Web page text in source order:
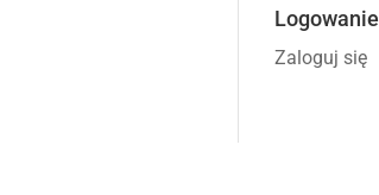
Logowanie
Zaloguj się